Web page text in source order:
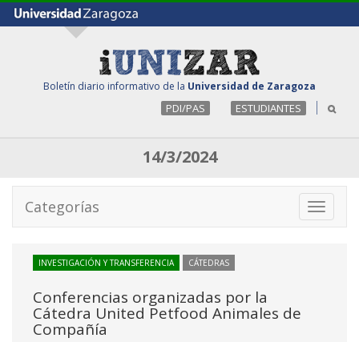
Boletín diario informativo de la Universidad de Zaragoza
PDI/PAS ESTUDIANTES
14/3/2024
Toggle
Categorías
INVESTIGACIÓN Y TRANSFERENCIA CÁTEDRAS
Conferencias organizadas por la
Cátedra United Petfood Animales de
Compañía